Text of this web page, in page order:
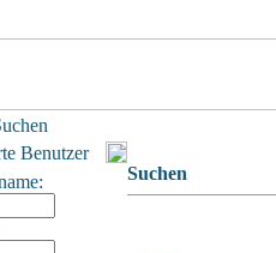
Benutzer
Suchen